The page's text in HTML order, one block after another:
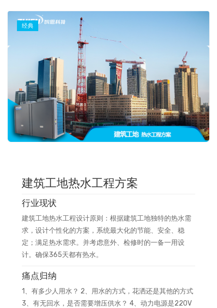
经典
建筑工地热水工程方案
行业现状
建筑工地热水工程设计原则：根据建筑工地独特的热水需
求，设计个性化的方案，系统最大化的节能、安全、稳
定；满足热水需求。并考虑意外、检修时的一备一用设
计。确保365天都有热水。
痛点归纳
1、有多少人用水？ 2、用水的方式，花洒还是其他的方式
3、有无回水，是否需要增压供水？ 4、动力电源是220V